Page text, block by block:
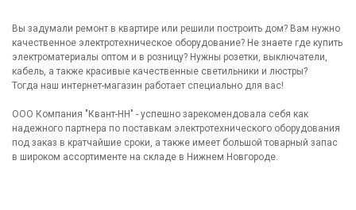
Вы задумали ремонт в квартире или решили построить дом? Вам нужно
качественное электротехническое оборудование? Не знаете где купить
электроматериалы оптом и в розницу? Нужны розетки, выключатели,
кабель, а также красивые качественные светильники и люстры?
Тогда наш интернет-магазин работает специально для вас!
ООО Компания "Квант-НН" - успешно зарекомендовала себя как
надежного партнера по поставкам электротехнического оборудования
под заказ в кратчайшие сроки, а также имеет большой товарный запас
в широком ассортименте на складе в Нижнем Новгороде.